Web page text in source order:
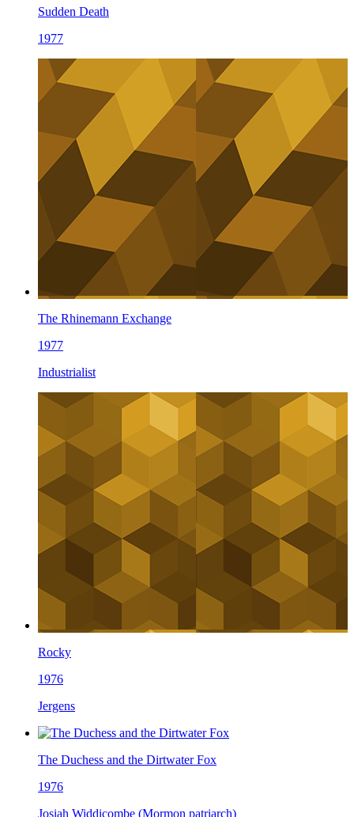
Sudden Death
1977
The Rhinemann Exchange
1977
Industrialist
Rocky
1976
Jergens
The Duchess and the Dirtwater Fox
1976
Josiah Widdicombe (Mormon patriarch)